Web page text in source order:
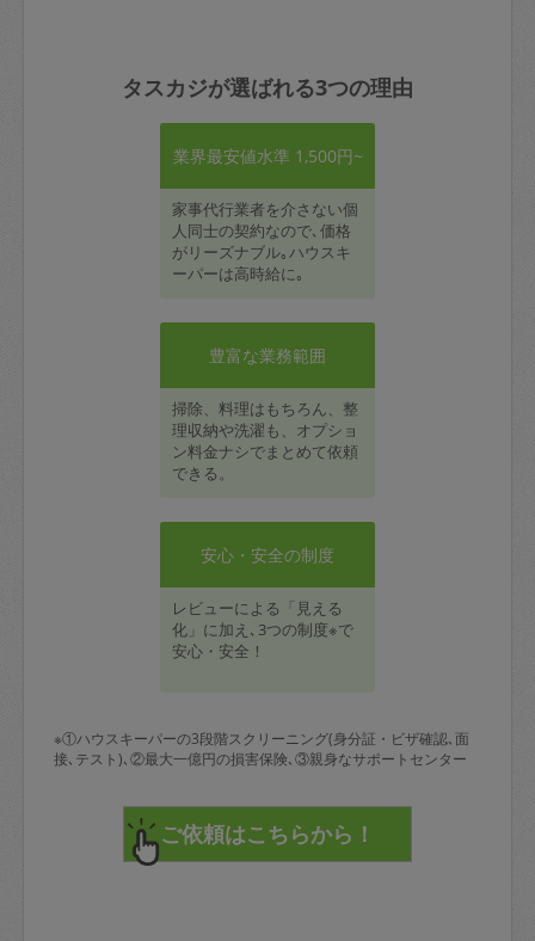
タスカジが選ばれる3つの理由
業界最安値水準 1,500円~
家事代行業者を介さない個
人同士の契約なので､価格
がリーズナブル｡ハウスキ
ーパーは高時給に｡
豊富な業務範囲
掃除、料理はもちろん、整
理収納や洗濯も、オプショ
ン料金ナシでまとめて依頼
できる。
安心・安全の制度
レビューによる「見える
化」に加え､3つの制度※で
安心・安全！
※①ハウスキーパーの3段階スクリーニング(身分証・ビザ確認､面
接､テスト)､②最大一億円の損害保険､③親身なサポートセンター